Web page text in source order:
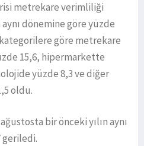
metrekare verimliliği
dönemine göre yüzde
göre metrekare
15,6, hipermarkette
yüzde 8,3 ve diğer
oldu.
bir önceki yılın aynı
geriledi.